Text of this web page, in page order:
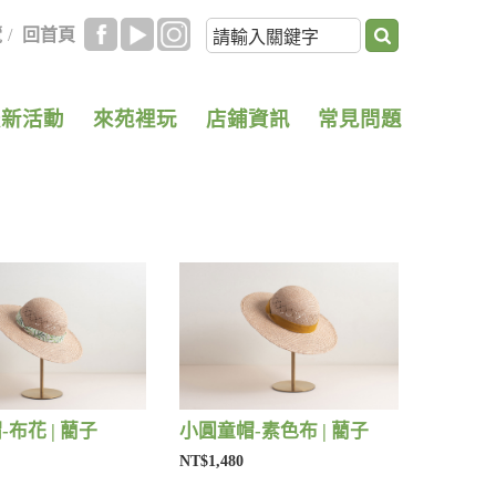
/ 回首頁
活動 來苑裡玩 店鋪資訊 常見問題
布花 | 藺子 小圓童帽-素色布 | 藺子
NT$1,480